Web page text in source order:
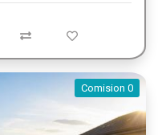
Comision 0